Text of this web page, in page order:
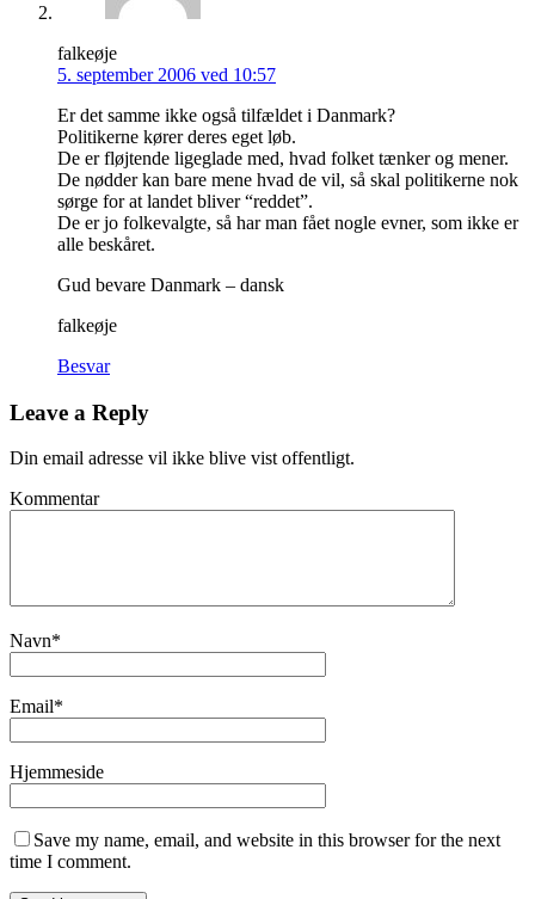
falkeøje
5. september 2006 ved 10:57
Er det samme ikke også tilfældet i Danmark?
Politikerne kører deres eget løb.
De er fløjtende ligeglade med, hvad folket tænker og mener.
De nødder kan bare mene hvad de vil, så skal politikerne nok
sørge for at landet bliver “reddet”.
De er jo folkevalgte, så har man fået nogle evner, som ikke er
alle beskåret.
Gud bevare Danmark – dansk
falkeøje
Besvar
Leave a Reply
Din email adresse vil ikke blive vist offentligt.
Kommentar
Navn*
Email*
Hjemmeside
Save my name, email, and website in this browser for the next
time I comment.